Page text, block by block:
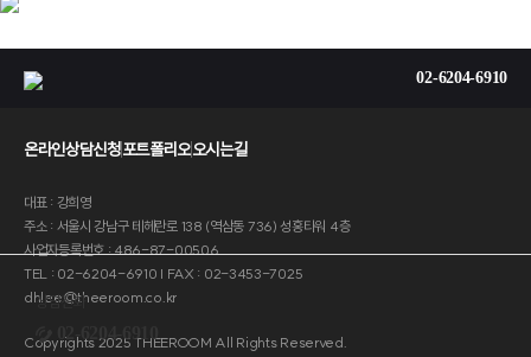
상담전화
02-6204-6910
02-6204-6910
온라인상담신청포트폴리오오시는길
대표 : 강희영
주소 : 서울시 강남구 테헤란로 138 (역삼동 736) 성홍타워 4층
사업자등록번호 : 486-87-00506
TEL : 02-6204-6910 | FAX : 02-3453-7025
dhlee@theeroom.co.kr
Copyrights 2025 THEEROOM All Rights Reserved.